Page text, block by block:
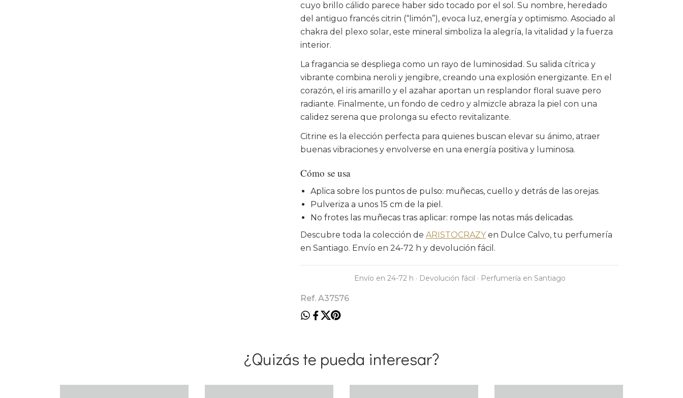
cuyo brillo cálido parece haber sido tocado por el sol. Su nombre, heredado
del antiguo francés citrin (“limón”), evoca luz, energía y optimismo. Asociado al
chakra del plexo solar, este mineral simboliza la alegría, la vitalidad y la fuerza
interior.
La fragancia se despliega como un rayo de luminosidad. Su salida cítrica y
vibrante combina neroli y jengibre, creando una explosión energizante. En el
corazón, el iris amarillo y el azahar aportan un resplandor floral suave pero
radiante. Finalmente, un fondo de cedro y almizcle abraza la piel con una
calidez serena que prolonga su efecto revitalizante.
Citrine es la elección perfecta para quienes buscan elevar su ánimo, atraer
buenas vibraciones y envolverse en una energía positiva y luminosa.
Cómo se usa
Aplica sobre los puntos de pulso: muñecas, cuello y detrás de las orejas.
Pulveriza a unos 15 cm de la piel.
No frotes las muñecas tras aplicar: rompe las notas más delicadas.
Descubre toda la colección de ARISTOCRAZYen Dulce Calvo, tu perfumería
en Santiago. Envío en 24-72 h y devolución fácil.
Envío en 24-72 h · Devolución fácil · Perfumería en Santiago
Ref. A37576
¿Quizás te pueda interesar?